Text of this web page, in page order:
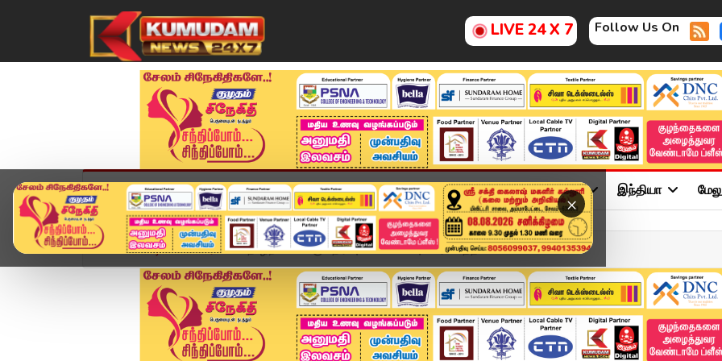
LIVE 24 X 7 Follow Us On
×
முகப்பு விளையாட்டு அண்மை தமிழ்நாடு சினிமா அரசியல் விளையாட்டு இந்தியா
Home வீடியோ ஸ்டோரி தொழிற்சாலைக்கு எதிர்ப்பு கடையடைப்பு போராட்டத்தி...